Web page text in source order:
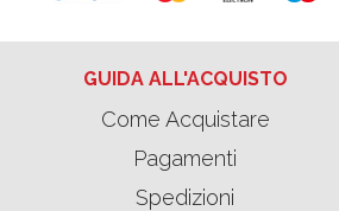
GUIDA ALL'ACQUISTO
Come Acquistare
Pagamenti
Spedizioni